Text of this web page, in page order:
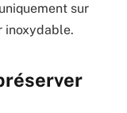
sur
inoxydable.